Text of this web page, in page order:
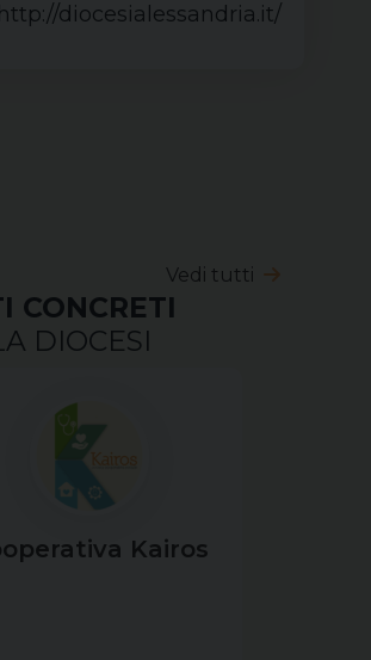
http://diocesialessandria.it/
Vedi tutti
CONCRETI
DIOCESI
Kairos